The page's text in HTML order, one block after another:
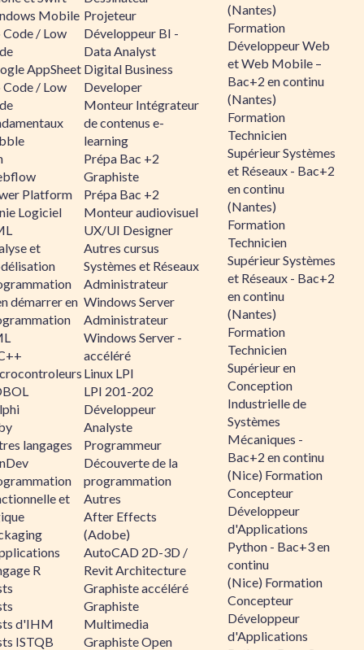
Mobile
/ Low
AppSheet
/ Low
Platform
Logiciel
et
démarrer en
langages
et
R
d'IHM
ISTQB
Projeteur
Développeur BI -
Data Analyst
Digital Business
Developer
Monteur Intégrateur
de contenus e-
learning
Prépa Bac +2
Graphiste
Prépa Bac +2
Monteur audiovisuel
UX/UI Designer
Autres cursus
Systèmes et Réseaux
Administrateur
Windows Server
Administrateur
Windows Server -
accéléré
Linux LPI
LPI 201-202
Développeur
Analyste
Programmeur
Découverte de la
programmation
Autres
After Effects
(Adobe)
AutoCAD 2D-3D /
Revit Architecture
Graphiste accéléré
Graphiste
Multimedia
Graphiste Open
(Nantes)
Formation
Développeur Web
et Web Mobile –
Bac+2 en continu
(Nantes)
Formation
Technicien
Supérieur Systèmes
et Réseaux - Bac+2
en continu
(Nantes)
Formation
Technicien
Supérieur Systèmes
et Réseaux - Bac+2
en continu
(Nantes)
Formation
Technicien
Supérieur en
Conception
Industrielle de
Systèmes
Mécaniques -
Bac+2 en continu
(Nice) Formation
Concepteur
Développeur
d'Applications
Python - Bac+3 en
continu
(Nice) Formation
Concepteur
Développeur
d'Applications